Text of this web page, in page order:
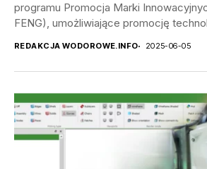
programu Promocja Marki
FENG), umożliwiające promocję
REDAKCJA WODOROWE.INFO 2025-06-05